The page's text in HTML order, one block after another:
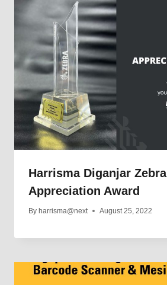
Harrisma Diganjar Zebra
Appreciation Award
By harrisma@next August 25, 2022